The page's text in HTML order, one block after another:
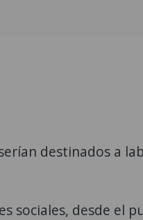
destinados a
sociales, desde el